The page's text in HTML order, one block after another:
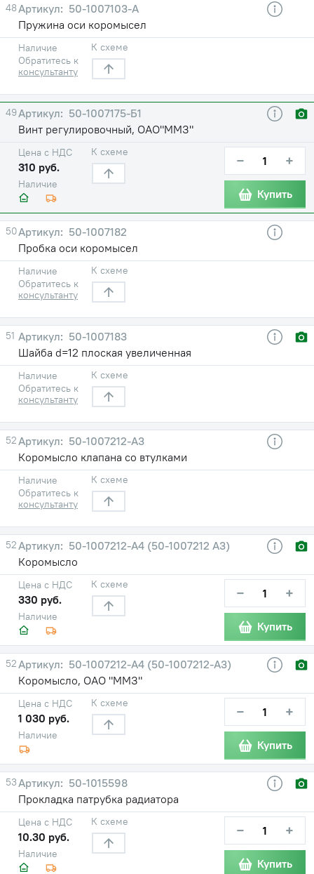
48
50-1007103-А
Пружина оси коромысел
Наличие
Обратитесь к
консультанту
К схеме
49
50-1007175-Б1
Винт регулировочный, ОАО"ММЗ"
Наличие
Цена с НДС
310 руб.
К схеме − +
Купить
50
50-1007182
Пробка оси коромысел
Наличие
Обратитесь к
консультанту
К схеме
51
50-1007183
Шайба d=12 плоская увеличенная
Наличие
Обратитесь к
консультанту
К схеме
52
50-1007212-А3
Коромысло клапана со втулками
Наличие
Обратитесь к
консультанту
К схеме
52
50-1007212-А4 (50-1007212 А3)
Коромысло
Наличие
Цена с НДС
330 руб.
К схеме − +
Купить
52
50-1007212-А4 (50-1007212-А3)
Коромысло, ОАО "ММЗ"
Наличие
Цена с НДС
1 030 руб.
К схеме − +
Купить
53
50-1015598
Прокладка патрубка радиатора
Наличие
Цена с НДС
10.30 руб.
К схеме − +
Купить